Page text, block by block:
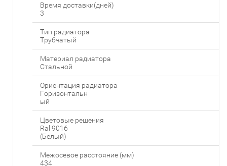
Время доставки(дней)
3
Тип радиатора
Трубчатый
Материал радиатора
Стальной
Ориентация радиатора
Горизонтальн
ый
Цветовые решения
Ral 9016
(Белый)
Межосевое расстояние (мм)
434